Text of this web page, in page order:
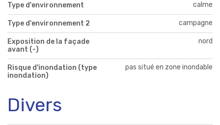
Type d'environnement calme
Type d'environnement 2 campagne
Exposition de la façade
avant (-)
nord
Risque d'inondation (type
inondation)
pas situé en zone inondable
Divers